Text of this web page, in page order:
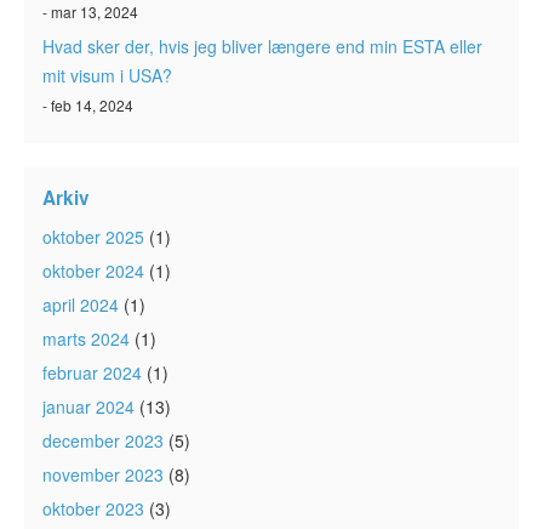
- mar 13, 2024
Hvad sker der, hvis jeg bliver længere end min ESTA eller
mit visum i USA?
- feb 14, 2024
Arkiv
oktober 2025 (1)
oktober 2024 (1)
april 2024 (1)
marts 2024 (1)
februar 2024 (1)
januar 2024 (13)
december 2023 (5)
november 2023 (8)
oktober 2023 (3)